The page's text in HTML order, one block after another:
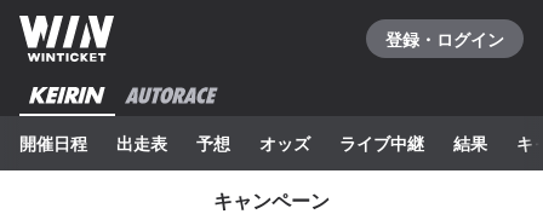
登録・ログイン
開催日程 出走表 予想 オッズ ライブ中継 結果 キ
キャンペーン